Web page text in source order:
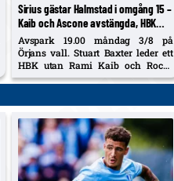
Sirius gästar Halmstad i omgång 15 –
Kaib och Ascone avstängda, HBK
16:e med 7 poäng
Avspark 19.00 måndag 3/8 på
Örjans vall. Stuart Baxter leder ett
HBK utan Rami Kaib och Rocco
Ascone; fjolårets möten slutade 0–1